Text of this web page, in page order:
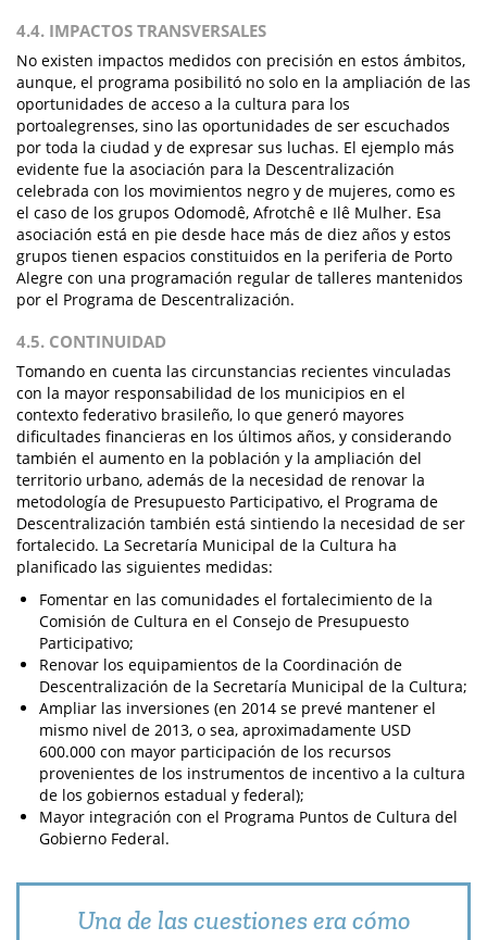
4.4. IMPACTOS TRANSVERSALES
No existen impactos medidos con precisión en estos ámbitos,
aunque, el programa posibilitó no solo en la ampliación de las
oportunidades de acceso a la cultura para los
portoalegrenses, sino las oportunidades de ser escuchados
por toda la ciudad y de expresar sus luchas. El ejemplo más
evidente fue la asociación para la Descentralización
celebrada con los movimientos negro y de mujeres, como es
el caso de los grupos Odomodê, Afrotchê e Ilê Mulher. Esa
asociación está en pie desde hace más de diez años y estos
grupos tienen espacios constituidos en la periferia de Porto
Alegre con una programación regular de talleres mantenidos
por el Programa de Descentralización.
4.5. CONTINUIDAD
Tomando en cuenta las circunstancias recientes vinculadas
con la mayor responsabilidad de los municipios en el
contexto federativo brasileño, lo que generó mayores
dificultades financieras en los últimos años, y considerando
también el aumento en la población y la ampliación del
territorio urbano, además de la necesidad de renovar la
metodología de Presupuesto Participativo, el Programa de
Descentralización también está sintiendo la necesidad de ser
fortalecido. La Secretaría Municipal de la Cultura ha
planificado las siguientes medidas:
Fomentar en las comunidades el fortalecimiento de la
Comisión de Cultura en el Consejo de Presupuesto
Participativo;
Renovar los equipamientos de la Coordinación de
Descentralización de la Secretaría Municipal de la Cultura;
Ampliar las inversiones (en 2014 se prevé mantener el
mismo nivel de 2013, o sea, aproximadamente USD
600.000 con mayor participación de los recursos
provenientes de los instrumentos de incentivo a la cultura
de los gobiernos estadual y federal);
Mayor integración con el Programa Puntos de Cultura del
Gobierno Federal.
Una de las cuestiones era cómo